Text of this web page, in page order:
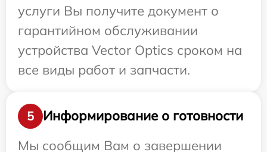
услуги Вы получите документ о
гарантийном обслуживании
устройства Vector Optics сроком на
все виды работ и запчасти.
5
Информирование о готовности
Мы сообщим Вам о завершении